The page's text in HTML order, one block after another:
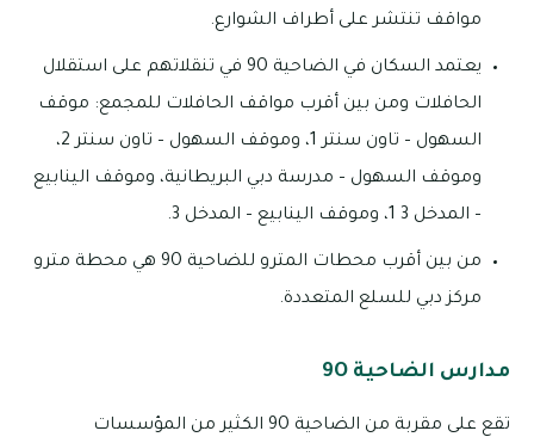
مواقف تنتشر على أطراف الشوارع.
يعتمد السكان في الضاحية 9O في تنقلاتهم على استقلال
الحافلات ومن بين أقرب مواقف الحافلات للمجمع: موقف
السهول – تاون سنتر 1، وموقف السهول – تاون سنتر 2،
وموقف السهول – مدرسة دبي البريطانية، وموقف الينابيع
– المدخل 3 1، وموقف الينابيع – المدخل 3.
من بين أقرب محطات المترو للضاحية 9O هي محطة مترو
مركز دبي للسلع المتعددة.
مدارس الضاحية 9O
تقع على مقربة من الضاحية 9O الكثير من المؤسسات